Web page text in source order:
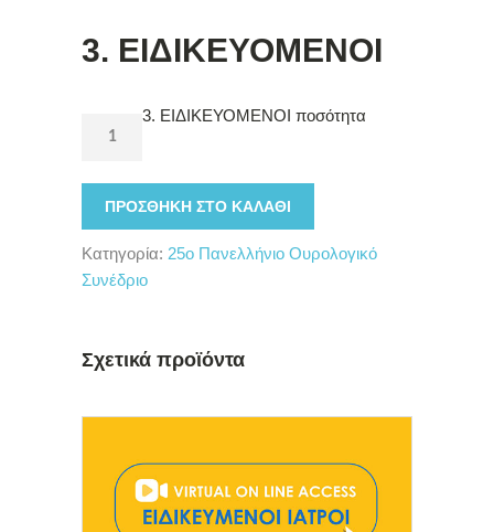
3. ΕΙΔΙΚΕΥΟΜΕΝΟΙ
3. ΕΙΔΙΚΕΥΟΜΕΝΟΙ ποσότητα
ΠΡΟΣΘΉΚΗ ΣΤΟ ΚΑΛΆΘΙ
Κατηγορία: 25o Πανελλήνιο Ουρολογικό
Συνέδριο
Σχετικά προϊόντα